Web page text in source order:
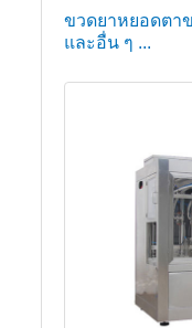
ขวดยาหยอดตา
และอื่น ๆ ...